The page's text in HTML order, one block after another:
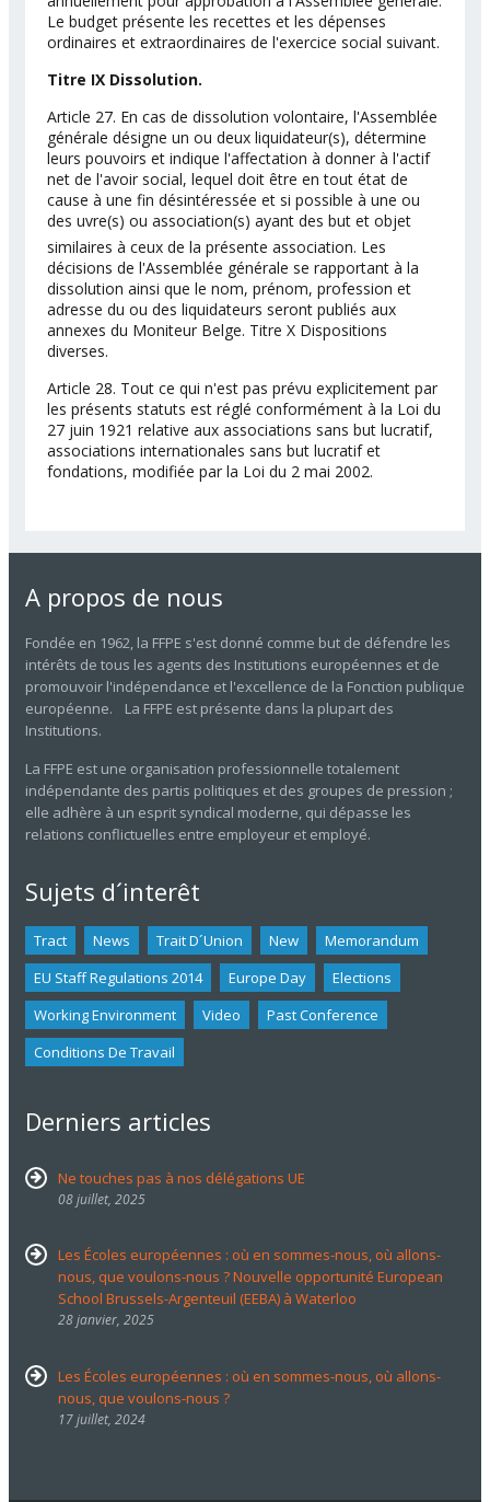
Le budget présente les recettes et les dépenses
ordinaires et extraordinaires de l'exercice social suivant.
Titre IX Dissolution.
Article 27. En cas de dissolution volontaire, l'Assemblée
générale désigne un ou deux liquidateur(s), détermine
leurs pouvoirs et indique l'affectation à donner à l'actif
net de l'avoir social, lequel doit être en tout état de
cause à une fin désintéressée et si possible à une ou
des uvre(s) ou association(s) ayant des but et objet
similaires à ceux de la présente association. Les
décisions de l'Assemblée générale se rapportant à la
dissolution ainsi que le nom, prénom, profession et
adresse du ou des liquidateurs seront publiés aux
annexes du Moniteur Belge. Titre X Dispositions
diverses.
Article 28. Tout ce qui n'est pas prévu explicitement par
les présents statuts est réglé conformément à la Loi du
27 juin 1921 relative aux associations sans but lucratif,
associations internationales sans but lucratif et
fondations, modifiée par la Loi du 2 mai 2002.
A propos de nous
Fondée en 1962, la FFPE s'est donné comme but de défendre les
intérêts de tous les agents des Institutions européennes et de
promouvoir l'indépendance et l'excellence de la Fonction publique
européenne. La FFPE est présente dans la plupart des
Institutions.
La FFPE est une organisation professionnelle totalement
indépendante des partis politiques et des groupes de pression ;
elle adhère à un esprit syndical moderne, qui dépasse les
relations conflictuelles entre employeur et employé.
Sujets d´interêt
Tract News Trait D´union New
Memorandum
EU Staff Regulations 2014
Europe Day
Elections
Working Environment
Video
Past Conference
Conditions De Travail
Derniers articles
Ne touches pas à nos délégations UE
08 juillet, 2025
Les Écoles européennes : où en sommes-nous, où allons-
nous, que voulons-nous ? Nouvelle opportunité European
School Brussels-Argenteuil (EEBA) à Waterloo
28 janvier, 2025
Les Écoles européennes : où en sommes-nous, où allons-
nous, que voulons-nous ?
17 juillet, 2024